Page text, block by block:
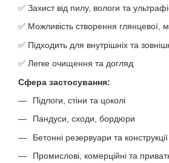
✅ Захист від пилу, вологи та
✅ Можливість створення глянцевої,
✅ Підходить для внутрішніх та
✅ Легке очищення та догляд
Сфера застосування:
Підлоги, стіни та цоколі
Пандуси, сходи, бордюри
Бетонні резервуари та конструкції
Промислові, комерційні та